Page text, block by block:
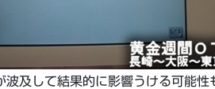
波及して結果的に影響うける可能